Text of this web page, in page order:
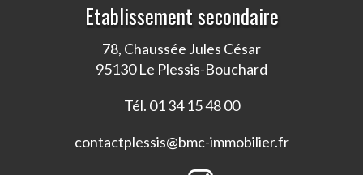
Etablissement secondaire
78, Chaussée Jules César
95130 Le Plessis-Bouchard
Tél. 01 34 15 48 00
contactplessis@bmc-immobilier.fr